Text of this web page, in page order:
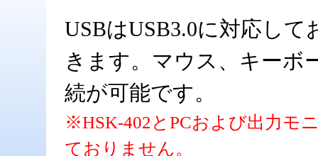
USBはUSB3.0に対応して
きます。マウス、キーボ
続が可能です。
※HSK-402とPCおよび出力モ
ておりません。